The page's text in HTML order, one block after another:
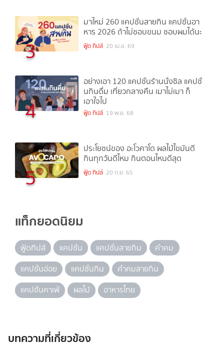
3
มาใหม่ 260 แคปชั่นสายกิน แคปชั่นอา
หาร 2026 ถ้าไม่ชอบขนม ชอบผมได้นะ
ฟู้ด ทิปส์ 20 เม.ย. 69
4
อย่างเอา 120 แคปชั่นร้านนั่งชิล แคปชั่
นกินดื่ม เที่ยวกลางคืน เมาไม่เมา ก็
เอาใจไป
ฟู้ด ทิปส์ 19 พ.ย. 68
5
ประโยชน์ของ อะโวคาโด ผลไม้ไขมันดี
กินทุกวันดีไหม กินตอนไหนดีสุด
ฟู้ด ทิปส์ 20 ก.ย. 65
แท็กยอดนิยม
ฟู้ดทิปส์ แคปชั่น แคปชั่นสายกิน
คำคม
แคปชั่นอ่อย
แคปชั่นกิน
คำคมสายกิน
แคปชั่นคาเฟ่
ผลไม้ อาหารไทย
บทความที่เกี่ยวข้อง